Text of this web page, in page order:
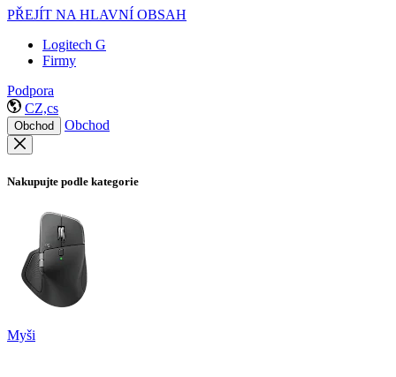
PŘEJÍT NA HLAVNÍ OBSAH
Logitech G
Firmy
Podpora
CZ,cs
Obchod Obchod
Nakupujte podle kategorie
Myši